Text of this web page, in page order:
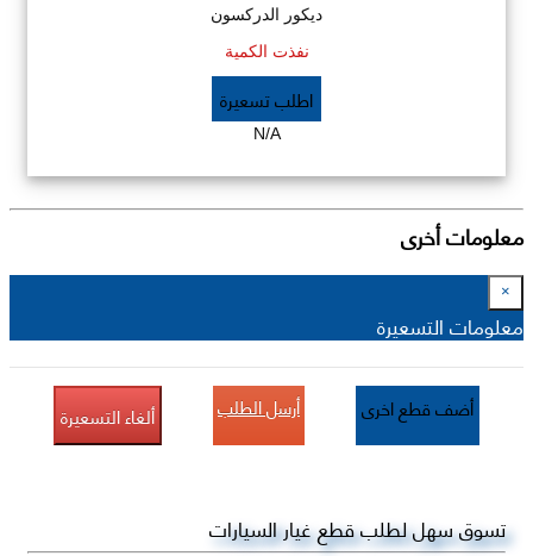
ديكور الدركسون
نفذت الكمية
اطلب تسعيرة
N/A
معلومات أخرى
×
معلومات التسعيرة
أضف قطع اخرى أرسل الطلب ألغاء التسعيرة
تسوق سهل لطلب قطع غيار السيارات